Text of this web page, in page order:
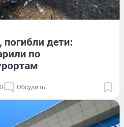
дети:
по
Обсудить